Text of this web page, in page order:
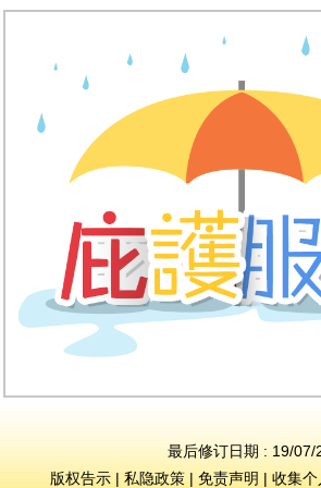
最后修订日期 : 19/07/
版权告示 | 私隐政策 | 免责声明 | 收集